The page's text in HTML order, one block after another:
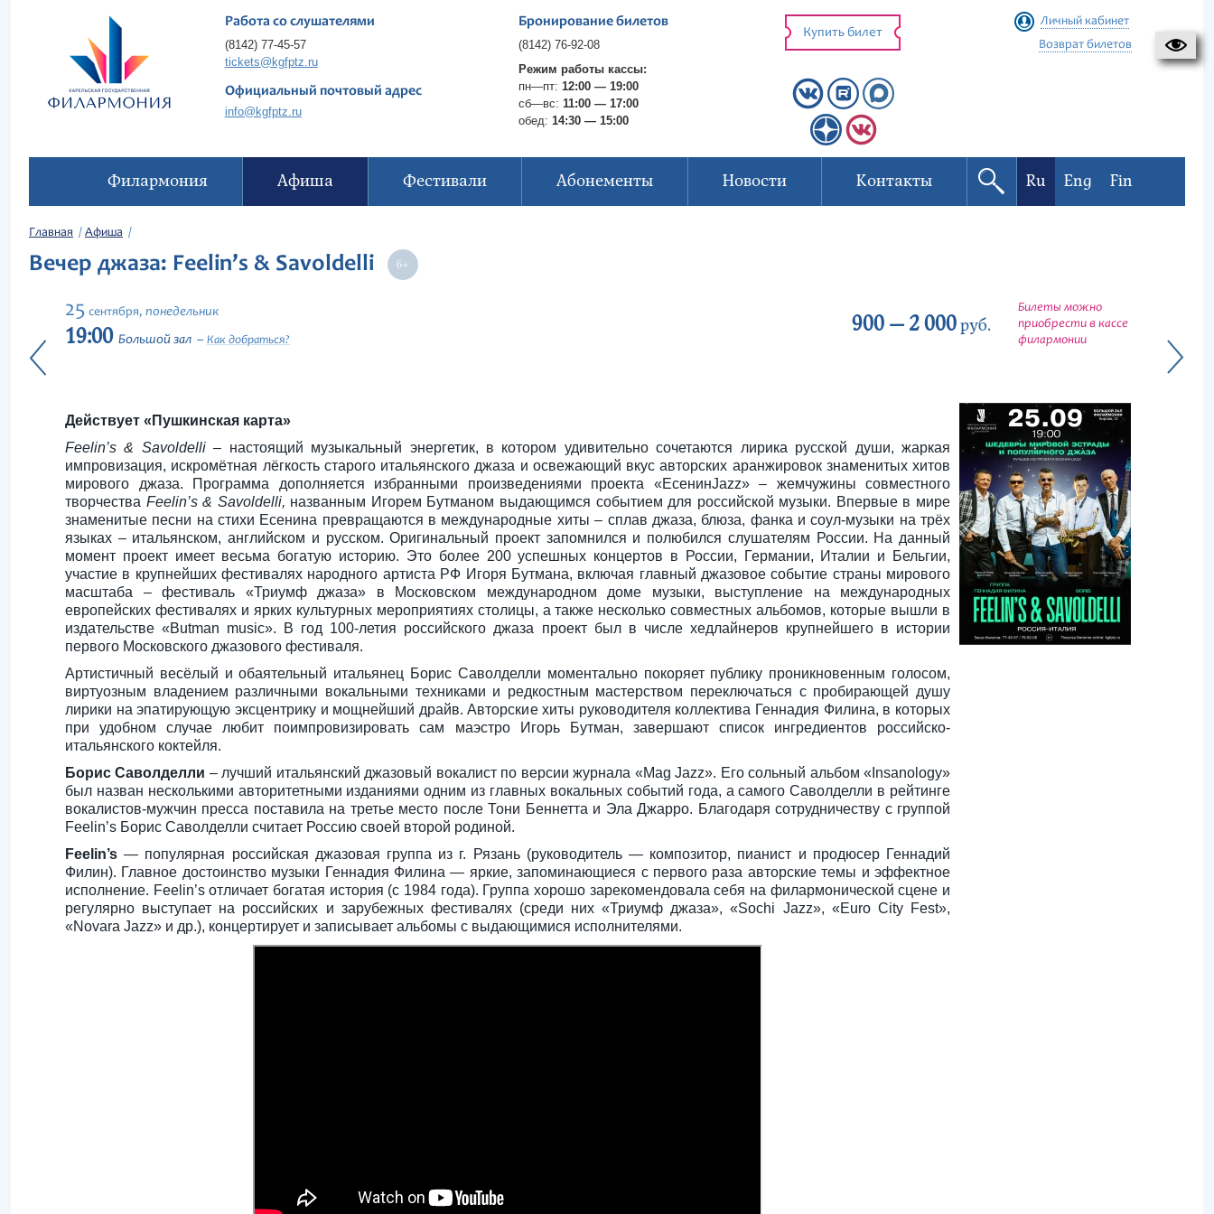
Работа со слушателями
(8142) 77-45-57
tickets@kgfptz.ru
Официальный почтовый адрес
info@kgfptz.ru
Бронирование билетов
(8142) 76-92-08
Режим работы кассы:
пн—пт: 12:00 — 19:00
сб—вс: 11:00 — 17:00
обед: 14:30 — 15:00
Купить билет
Личный кабинет
Возврат билетов
Филармония Афиша Фестивали Абонементы Новости Контакты Ru Eng Fin
Главная Афиша
Вечер джаза: Feelin’s & Savoldelli
25 сентября, понедельник
19:00 Большой зал Как добраться?
900 — 2 000руб.
Билеты можно
приобрести в кассе
филармонии
Действует «Пушкинская карта»
Feelin’s & Savoldelli– настоящий музыкальный энергетик, в котором удивительно сочетаются лирика русской души, жаркая
импровизация, искромётная лёгкость старого итальянского джаза и освежающий вкус авторских аранжировок знаменитых хитов
мирового джаза. Программа дополняется избранными произведениями проекта «ЕсенинJazz» – жемчужины совместного
творчества Feelin’s & Savoldelli, названным Игорем Бутманом выдающимся событием для российской музыки. Впервые в мире
знаменитые песни на стихи Есенина превращаются в международные хиты – сплав джаза, блюза, фанка и соул-музыки на трёх
языках – итальянском, английском и русском. Оригинальный проект запомнился и полюбился слушателям России. На данный
момент проект имеет весьма богатую историю. Это более 200 успешных концертов в России, Германии, Италии и Бельгии,
участие в крупнейших фестивалях народного артиста РФ Игоря Бутмана, включая главный джазовое событие страны мирового
масштаба – фестиваль «Триумф джаза» в Московском международном доме музыки, выступление на международных
европейских фестивалях и ярких культурных мероприятиях столицы, а также несколько совместных альбомов, которые вышли в
издательстве «Butman music». В год 100-летия российского джаза проект был в числе хедлайнеров крупнейшего в истории
первого Московского джазового фестиваля.
Артистичный весёлый и обаятельный итальянец Борис Саволделли моментально покоряет публику проникновенным голосом,
виртуозным владением различными вокальными техниками и редкостным мастерством переключаться с пробирающей душу
лирики на эпатирующую эксцентрику и мощнейший драйв. Авторские хиты руководителя коллектива Геннадия Филина, в которых
при удобном случае любит поимпровизировать сам маэстро Игорь Бутман, завершают список ингредиентов российско-
итальянского коктейля.
Борис Саволделли – лучший итальянский джазовый вокалист по версии журнала «Mag Jazz». Его сольный альбом «Insanology»
был назван несколькими авторитетными изданиями одним из главных вокальных событий года, а самого Саволделли в рейтинге
вокалистов-мужчин пресса поставила на третье место после Тони Беннетта и Эла Джарро. Благодаря сотрудничеству с группой
Feelin’s Борис Саволделли считает Россию своей второй родиной.
Feelin’s — популярная российская джазовая группа из г. Рязань (руководитель — композитор, пианист и продюсер Геннадий
Филин). Главное достоинство музыки Геннадия Филина — яркие, запоминающиеся с первого раза авторские темы и эффектное
исполнение. Feelin’s отличает богатая история (с 1984 года). Группа хорошо зарекомендовала себя на филармонической сцене и
регулярно выступает на российских и зарубежных фестивалях (среди них «Триумф джаза», «Sochi Jazz», «Euro City Fest»,
«Novara Jazz» и др.), концертирует и записывает альбомы с выдающимися исполнителями.